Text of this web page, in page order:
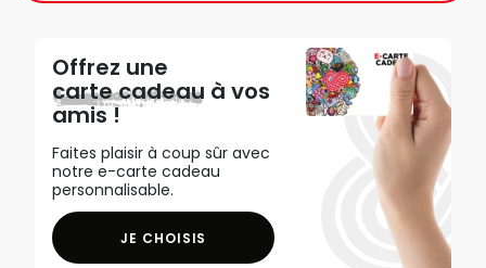
Offrez une
carte cadeau à vos
amis !
Faites plaisir à coup sûr avec
notre e-carte cadeau
personnalisable.
JE CHOISIS